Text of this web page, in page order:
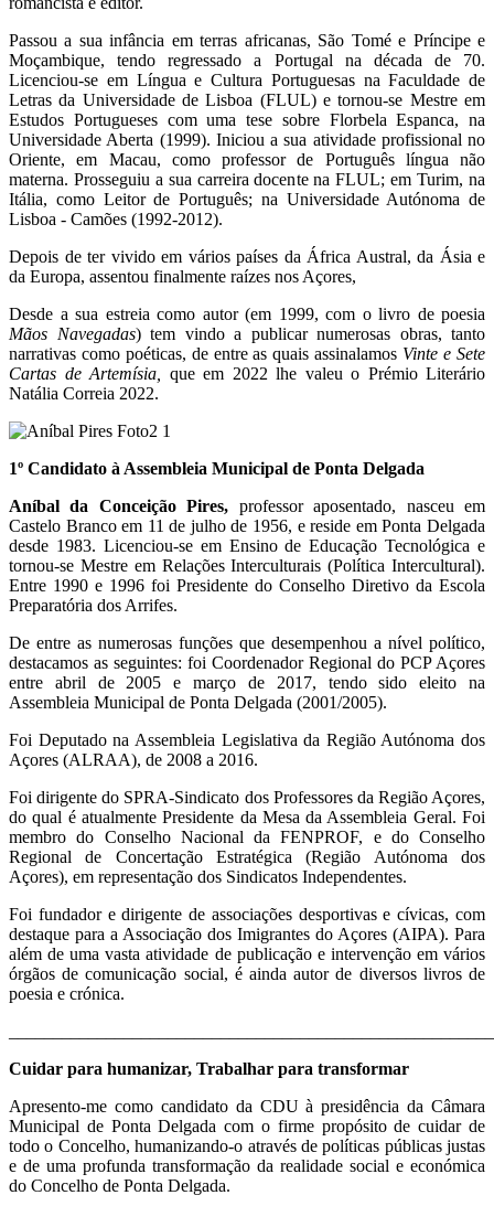
Passou a sua infância em terras africanas, São Tomé e Príncipe e
Moçambique, tendo regressado a Portugal na década de 70.
Licenciou-se em Língua e Cultura Portuguesas na Faculdade de
Letras da Universidade de Lisboa (FLUL) e tornou-se Mestre em
Estudos Portugueses com uma tese sobre Florbela Espanca, na
Universidade Aberta (1999). Iniciou a sua atividade profissional no
Oriente, em Macau, como professor de Português língua não
materna. Prosseguiu a sua carreira docente na FLUL; em Turim, na
Itália, como Leitor de Português; na Universidade Autónoma de
Lisboa - Camões (1992-2012).
Depois de ter vivido em vários países da África Austral, da Ásia e
da Europa, assentou finalmente raízes nos Açores,
Desde a sua estreia como autor (em 1999, com o livro de poesia
Mãos Navegadas) tem vindo a publicar numerosas obras, tanto
narrativas como poéticas, de entre as quais assinalamos Vinte e Sete
Cartas de Artemísia, que em 2022 lhe valeu o Prémio Literário
Natália Correia 2022.
1º Candidato à Assembleia Municipal de Ponta Delgada
Aníbal da Conceição Pires, professor aposentado, nasceu em
Castelo Branco em 11 de julho de 1956, e reside em Ponta Delgada
desde 1983. Licenciou-se em Ensino de Educação Tecnológica e
tornou-se Mestre em Relações Interculturais (Política Intercultural).
Entre 1990 e 1996 foi Presidente do Conselho Diretivo da Escola
Preparatória dos Arrifes.
De entre as numerosas funções que desempenhou a nível político,
destacamos as seguintes: foi Coordenador Regional do PCP Açores
entre abril de 2005 e março de 2017, tendo sido eleito na
Assembleia Municipal de Ponta Delgada (2001/2005).
Foi Deputado na Assembleia Legislativa da Região Autónoma dos
Açores (ALRAA), de 2008 a 2016.
Foi dirigente do SPRA-Sindicato dos Professores da Região Açores,
do qual é atualmente Presidente da Mesa da Assembleia Geral. Foi
membro do Conselho Nacional da FENPROF, e do Conselho
Regional de Concertação Estratégica (Região Autónoma dos
Açores), em representação dos Sindicatos Independentes.
Foi fundador e dirigente de associações desportivas e cívicas, com
destaque para a Associação dos Imigrantes do Açores (AIPA). Para
além de uma vasta atividade de publicação e intervenção em vários
órgãos de comunicação social, é ainda autor de diversos livros de
poesia e crónica.
Cuidar para humanizar, Trabalhar para transformar
Apresento-me como candidato da CDU à presidência da Câmara
Municipal de Ponta Delgada com o firme propósito de cuidar de
todo o Concelho, humanizando-o através de políticas públicas justas
e de uma profunda transformação da realidade social e económica
do Concelho de Ponta Delgada.